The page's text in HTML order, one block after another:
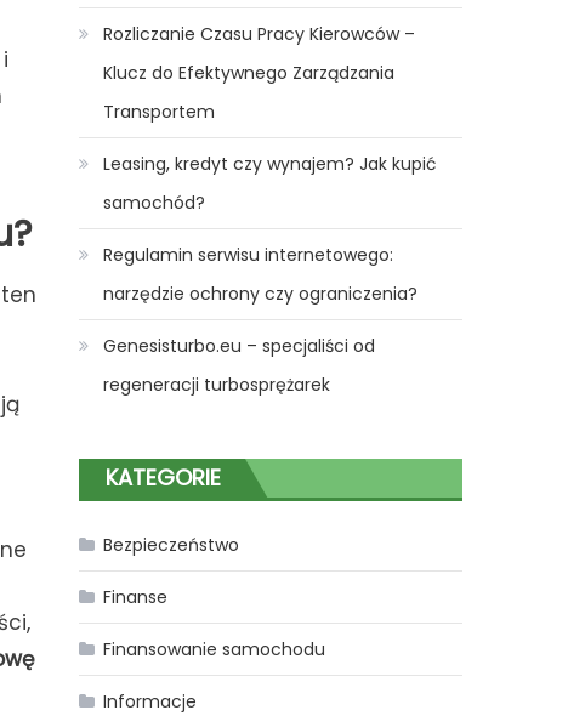
Rozliczanie Czasu Pracy Kierowców –
Klucz do Efektywnego Zarządzania
Transportem
Leasing, kredyt czy wynajem? Jak kupić
samochód?
Regulamin serwisu internetowego:
narzędzie ochrony czy ograniczenia?
Genesisturbo.eu – specjaliści od
regeneracji turbosprężarek
KATEGORIE
Bezpieczeństwo
Finanse
Finansowanie samochodu
Informacje